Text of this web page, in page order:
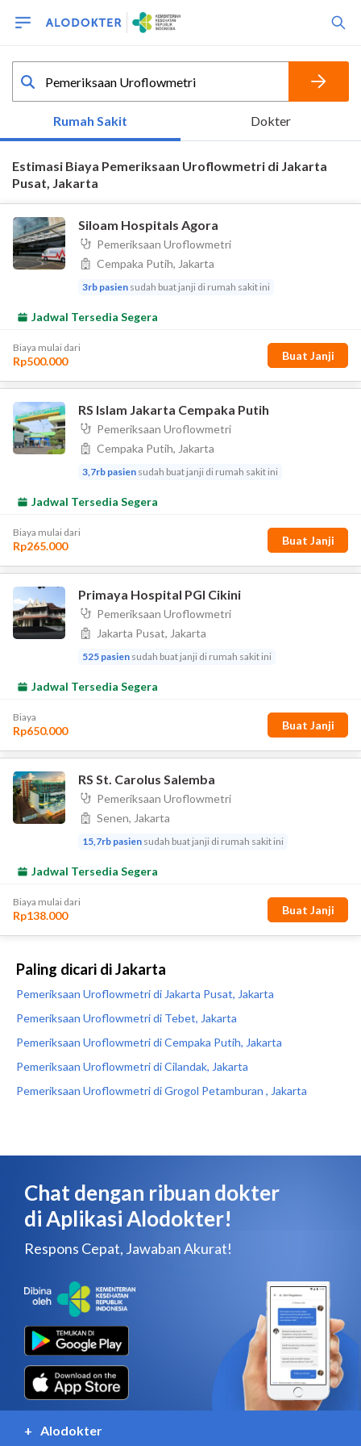
Paling dicari di Jakarta
Pemeriksaan Uroflowmetri di Jakarta Pusat, Jakarta
Pemeriksaan Uroflowmetri di Tebet, Jakarta
Pemeriksaan Uroflowmetri di Cempaka Putih, Jakarta
Pemeriksaan Uroflowmetri di Cilandak, Jakarta
Pemeriksaan Uroflowmetri di Grogol Petamburan , Jakarta